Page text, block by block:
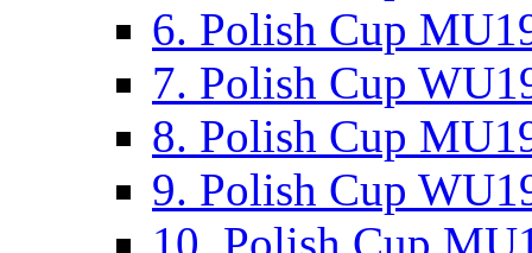
6. Polish Cup
7. Polish Cup
8. Polish Cup
9. Polish Cup
10. Polish Cup